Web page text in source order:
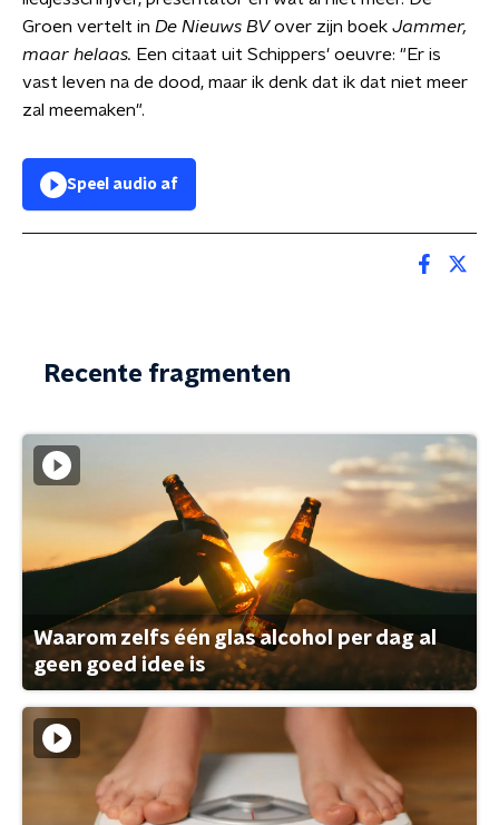
Groen vertelt in De Nieuws BVover zijn boek Jammer,
maar helaas. Een citaat uit Schippers' oeuvre: "Er is
vast leven na de dood, maar ik denk dat ik dat niet meer
zal meemaken".
Speel audio af
Recente fragmenten
Waarom zelfs één glas alcohol per dag al
geen goed idee is